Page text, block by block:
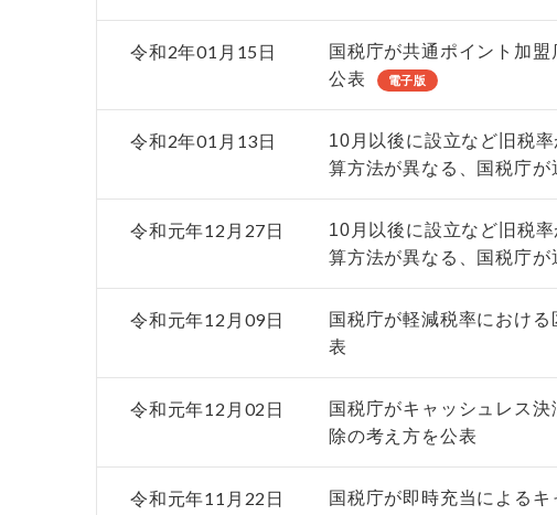
令和2年01月15日
国税庁が共通ポイント加
公表
電子版
令和2年01月13日
10月以後に設立など旧税
算方法が異なる、国税庁
令和元年12月27日
10月以後に設立など旧税
算方法が異なる、国税庁が
令和元年12月09日
国税庁が軽減税率におけ
表
令和元年12月02日
国税庁がキャッシュレス
除の考え方を公表
令和元年11月22日
国税庁が即時充当による